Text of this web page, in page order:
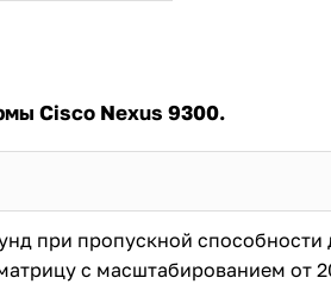
Cisco Nexus 9300.
при пропускной способности
с масштабированием от